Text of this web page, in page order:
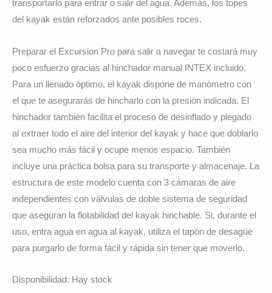
transportarlo para entrar o salir del agua. Además, los topes
del kayak están reforzados ante posibles roces.
Preparar el Excursion Pro para salir a navegar te costará muy
poco esfuerzo gracias al hinchador manual INTEX incluido.
Para un llenado óptimo, el kayak dispone de manómetro con
el que te asegurarás de hincharlo con la presión indicada. El
hinchador también facilita el proceso de desinflado y plegado
al extraer todo el aire del interior del kayak y hace que doblarlo
sea mucho más fácil y ocupe menos espacio. También
incluye una práctica bolsa para su transporte y almacenaje. La
estructura de este modelo cuenta con 3 cámaras de aire
independientes con válvulas de doble sistema de seguridad
que aseguran la flotabilidad del kayak hinchable. Si, durante el
uso, entra agua en agua al kayak, utiliza el tapón de desagüe
para purgarlo de forma fácil y rápida sin tener que moverlo.
Disponibilidad: Hay stock